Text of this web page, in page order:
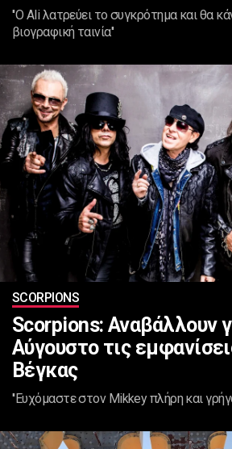
''Ο Ali λατρεύει το συγκρότημα και θα
βιογραφική ταινία''
SCORPIONS
Scorpions: Αναβάλλουν
Αύγουστο τις
Βέγκας
''Ευχόμαστε στον Mikkey πλήρη και